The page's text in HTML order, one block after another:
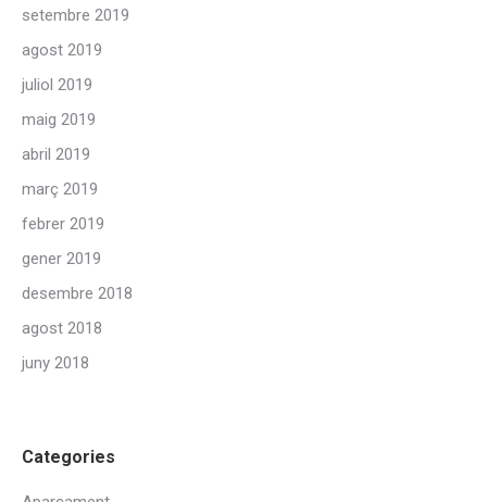
setembre 2019
agost 2019
juliol 2019
maig 2019
abril 2019
març 2019
febrer 2019
gener 2019
desembre 2018
agost 2018
juny 2018
Categories